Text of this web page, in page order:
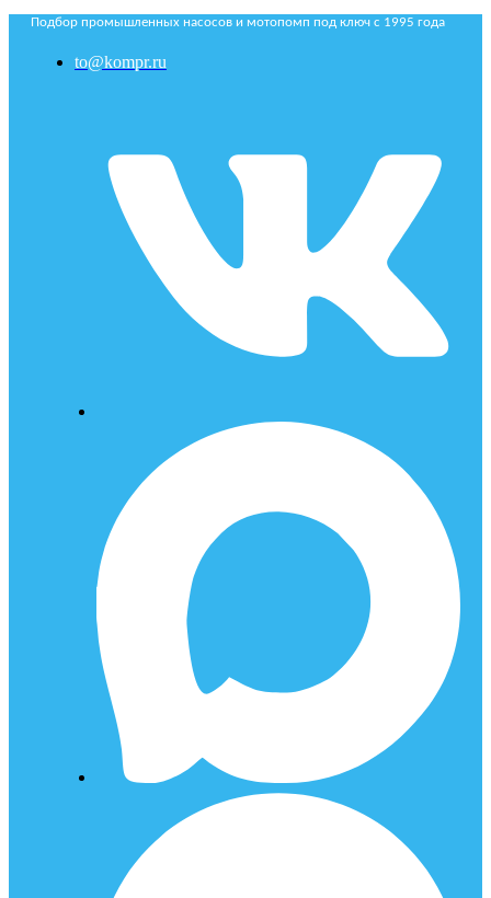
Подбор промышленных насосов и мотопомп под ключ с 1995 года
to@kompr.ru